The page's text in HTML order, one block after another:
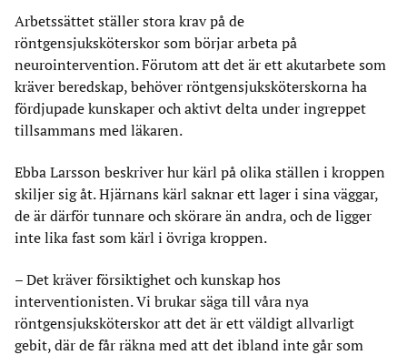
Arbetssättet ställer stora krav på de
röntgensjuksköterskor som börjar arbeta på
neurointervention. Förutom att det är ett akutarbete som
kräver beredskap, behöver röntgensjuksköterskorna ha
fördjupade kunskaper och aktivt delta under ingreppet
tillsammans med läkaren.
Ebba Larsson beskriver hur kärl på olika ställen i kroppen
skiljer sig åt. Hjärnans kärl saknar ett lager i sina väggar,
de är därför tunnare och skörare än andra, och de ligger
inte lika fast som kärl i övriga kroppen.
– Det kräver försiktighet och kunskap hos
interventionisten. Vi brukar säga till våra nya
röntgensjuksköterskor att det är ett väldigt allvarligt
gebit, där de får räkna med att det ibland inte går som